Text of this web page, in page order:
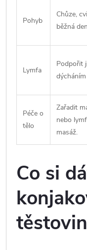
Pohyb
Chůze,
běžná
Lymfa
Podpořit
Péče o
tělo
Zařadit
nebo
masáž.
Co si